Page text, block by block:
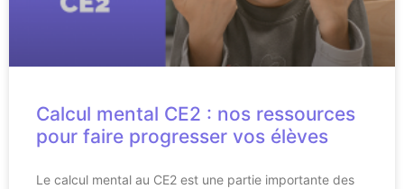
Calcul mental CE2 : nos ressources
pour faire progresser vos élèves
Le calcul mental au CE2 est une partie importante des